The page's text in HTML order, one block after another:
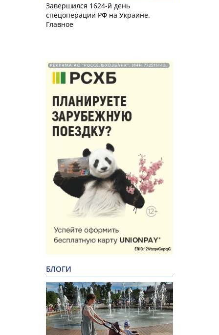
Завершился 1624-й день
спецоперации РФ на Украине.
Главное
РЕКЛАМА АО "РОССЕЛЬХОЗБАНК". ИНН 772511448.
БЛОГИ